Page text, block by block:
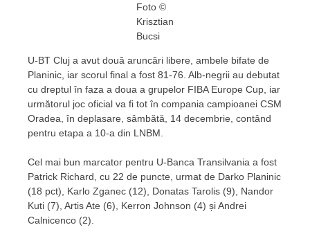
Foto ©
Krisztian
Bucsi
U-BT Cluj a avut două aruncări libere, ambele bifate de
Planinic, iar scorul final a fost 81-76. Alb-negrii au debutat
cu dreptul în faza a doua a grupelor FIBA Europe Cup, iar
următorul joc oficial va fi tot în compania campioanei CSM
Oradea, în deplasare, sâmbătă, 14 decembrie, contând
pentru etapa a 10-a din LNBM.
Cel mai bun marcator pentru U-Banca Transilvania a fost
Patrick Richard, cu 22 de puncte, urmat de Darko Planinic
(18 pct), Karlo Zganec (12), Donatas Tarolis (9), Nandor
Kuti (7), Artis Ate (6), Kerron Johnson (4) și Andrei
Calnicenco (2).